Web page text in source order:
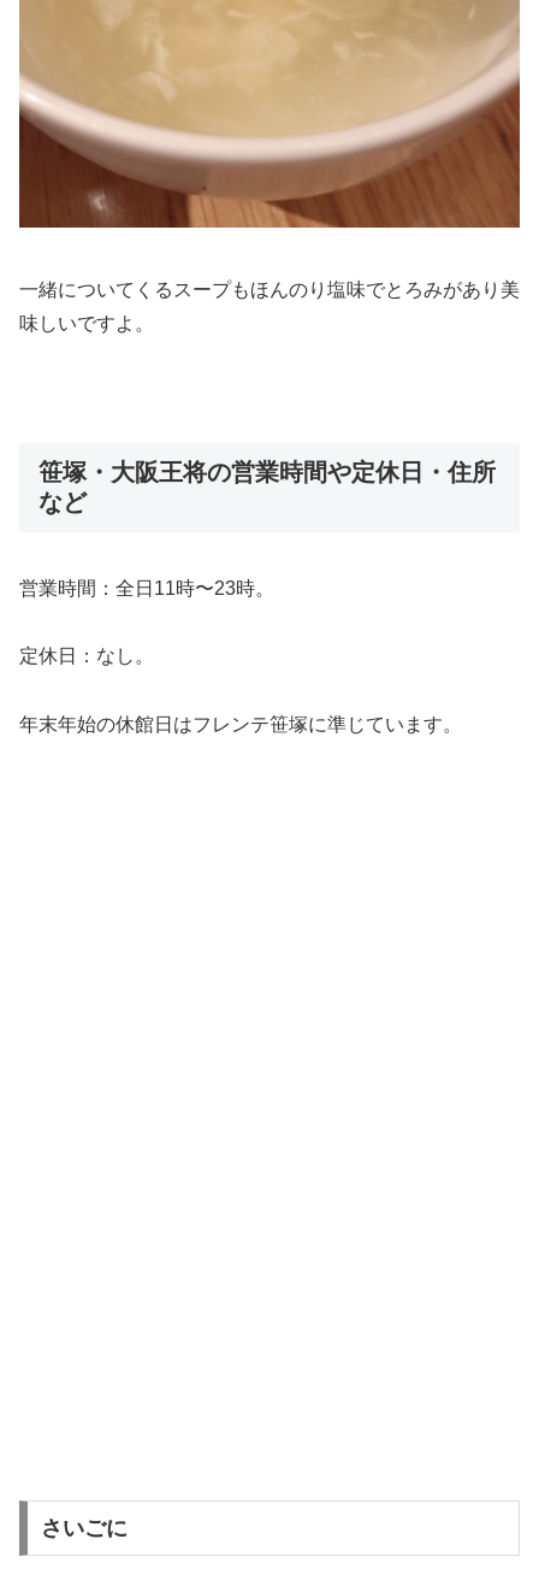
一緒についてくるスープもほんのり塩味でとろみがあり美
味しいですよ。
笹塚・大阪王将の営業時間や定休日・住所
など
営業時間：全日11時〜23時。
定休日：なし。
年末年始の休館日はフレンテ笹塚に準じています。
さいごに